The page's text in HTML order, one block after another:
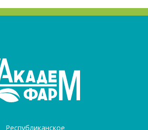
Республиканское